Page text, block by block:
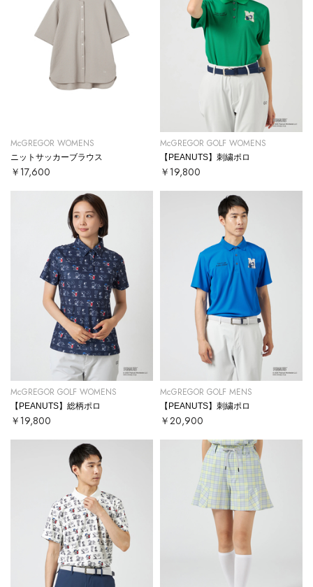
McGREGOR WOMENS
ニットサッカーブラウス
￥17,600
McGREGOR GOLF WOMENS
【PEANUTS】刺繍ポロ
￥19,800
McGREGOR GOLF WOMENS
【PEANUTS】総柄ポロ
￥19,800
McGREGOR GOLF MENS
【PEANUTS】刺繍ポロ
￥20,900